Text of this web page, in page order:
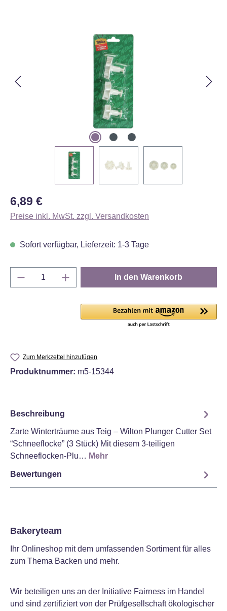
Regulärer Preis:
6,89 €
Preise inkl. MwSt. zzgl. Versandkosten
Sofort verfügbar, Lieferzeit: 1-3 Tage
Produkt Anzahl: Gib den gewünschten
In den Warenkorb
Zum Merkzettel hinzufügen
Produktnummer: m5-15344
Beschreibung
Zarte Winterträume aus Teig – Wilton Plunger Cutter Set
“Schneeflocke” (3 Stück) Mit diesem 3‑teiligen
Schneeflocken-Plu… Mehr
Bewertungen
Bakeryteam
Ihr Onlineshop mit dem umfassenden Sortiment für alles
zum Thema Backen und mehr.
Wir beteiligen uns an der Initiative Fairness im Handel
und sind zertifiziert von der Prüfgesellschaft ökologischer